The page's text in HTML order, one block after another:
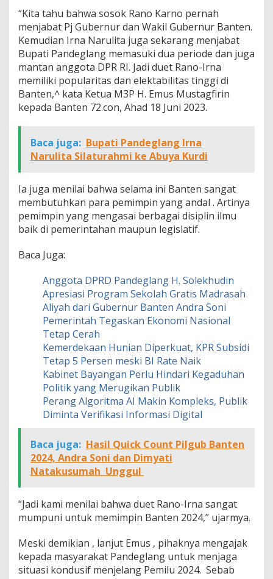
“Kita tahu bahwa sosok Rano Karno pernah
menjabat Pj Gubernur dan Wakil Gubernur Banten.
Kemudian Irna Narulita juga sekarang menjabat
Bupati Pandeglang memasuki dua periode dan juga
mantan anggota DPR RI. Jadi duet Rano-Irna
memiliki popularitas dan elektabilitas tinggi di
Banten,^ kata Ketua M3P H. Emus Mustagfirin
kepada Banten 72.con, Ahad 18 Juni 2023.
Baca juga: Bupati Pandeglang Irna
Narulita Silaturahmi ke Abuya Kurdi
Ia juga menilai bahwa selama ini Banten sangat
membutuhkan para pemimpin yang andal . Artinya
pemimpin yang mengasai berbagai disiplin ilmu
baik di pemerintahan maupun legislatif.
Baca Juga:
Anggota DPRD Pandeglang H. Solekhudin
Apresiasi Program Sekolah Gratis Madrasah
Aliyah dari Gubernur Banten Andra Soni
Pemerintah Tegaskan Ekonomi Nasional
Tetap Cerah
Kemerdekaan Hunian Diperkuat, KPR Subsidi
Tetap 5 Persen meski BI Rate Naik
Kabinet Bayangan Perlu Hindari Kegaduhan
Politik yang Merugikan Publik
Perang Algoritma AI Makin Kompleks, Publik
Diminta Verifikasi Informasi Digital
Baca juga: Hasil Quick Count Pilgub Banten
2024, Andra Soni dan Dimyati
Natakusumah Unggul
“Jadi kami menilai bahwa duet Rano-Irna sangat
mumpuni untuk memimpin Banten 2024,” ujarmya.
Meski demikian , lanjut Emus , pihaknya mengajak
kepada masyarakat Pandeglang untuk menjaga
situasi kondusif menjelang Pemilu 2024. Sebab